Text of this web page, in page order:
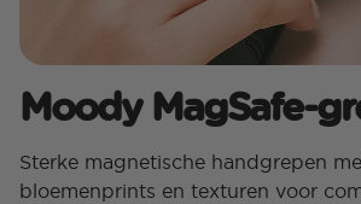
Moody MagSafe-
Sterke magnetische handgrepen
bloemenprints en texturen voor